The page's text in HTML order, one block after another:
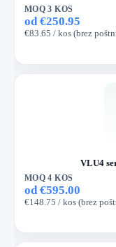
MOQ 3 KOS
od €250.95
€83.65 / kos (brez
VLU4
MOQ 4 KOS
od €595.00
€148.75 / kos (brez